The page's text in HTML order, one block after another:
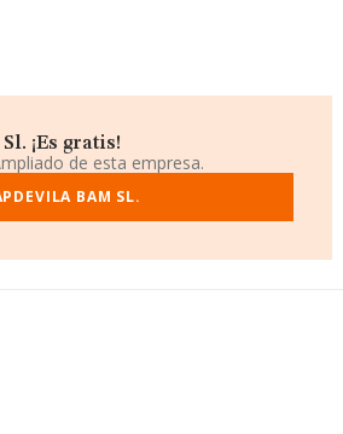
¡Es gratis!
de esta empresa.
BAM SL.